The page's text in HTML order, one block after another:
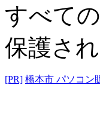
すべて
保護さ
[PR] 橋本市 パソコン